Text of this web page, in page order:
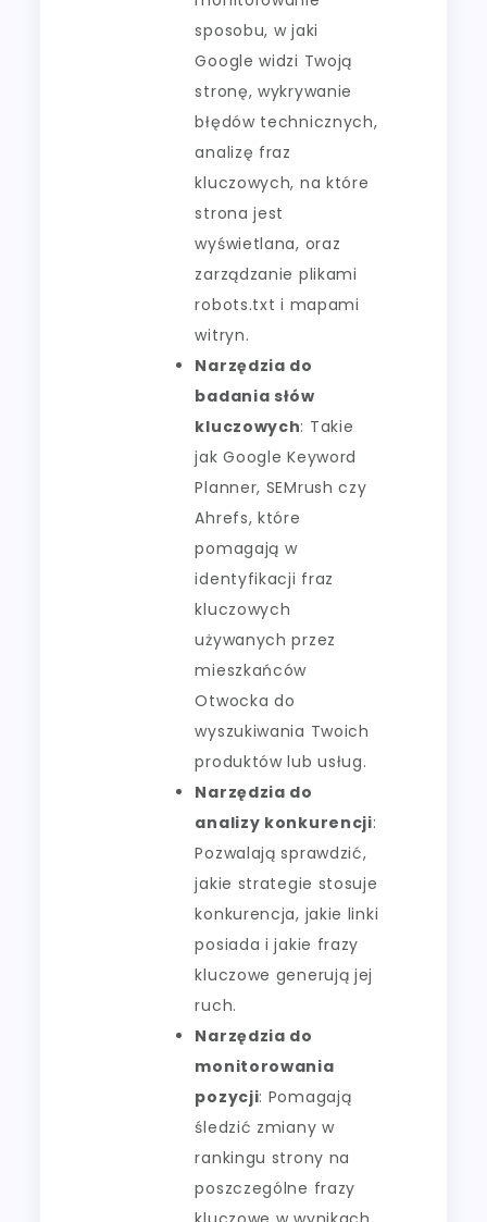
sposobu, w jaki
Google widzi Twoją
stronę, wykrywanie
błędów technicznych,
analizę fraz
kluczowych, na które
strona jest
wyświetlana, oraz
zarządzanie plikami
robots.txt i mapami
witryn.
Narzędzia do
badania słów
kluczowych: Takie
jak Google Keyword
Planner, SEMrush czy
Ahrefs, które
pomagają w
identyfikacji fraz
kluczowych
używanych przez
mieszkańców
Otwocka do
wyszukiwania Twoich
produktów lub usług.
Narzędzia do
analizy konkurencji:
Pozwalają sprawdzić,
jakie strategie stosuje
konkurencja, jakie linki
posiada i jakie frazy
kluczowe generują jej
ruch.
Narzędzia do
monitorowania
pozycji: Pomagają
śledzić zmiany w
rankingu strony na
poszczególne frazy